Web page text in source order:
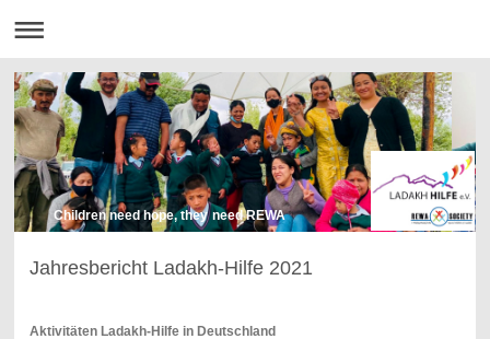
Children need hope, they need REWA
Jahresbericht Ladakh-Hilfe 2021
Aktivitäten Ladakh-Hilfe in Deutschland